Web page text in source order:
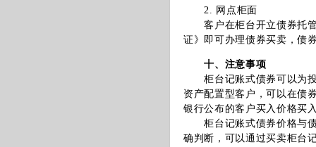
2. 网点柜面
客户在柜台开立债券托管
证》即可办理债券买卖，债
十、注意事项
柜台记账式债券可以为投
资产配置型客户，可以在债
银行公布的客户买入价格买
柜台记账式债券价格与债
确判断，可以通过买卖柜台